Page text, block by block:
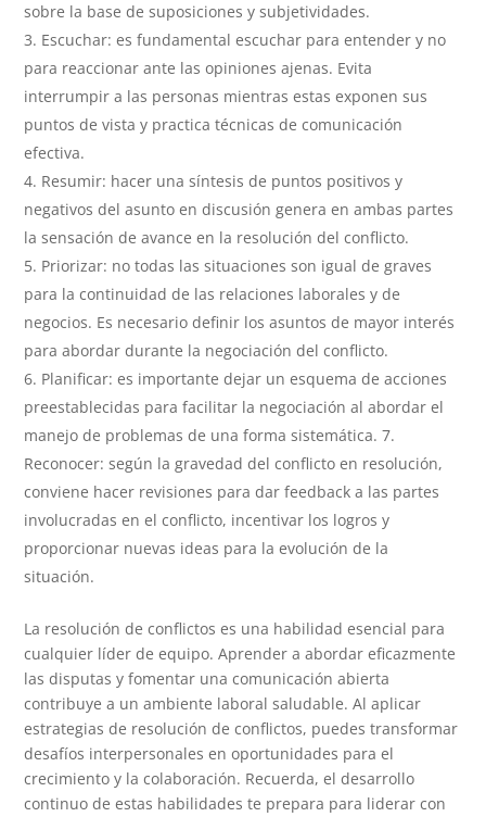
sobre la base de suposiciones y subjetividades.
Escuchar: es fundamental escuchar para entender y no
para reaccionar ante las opiniones ajenas. Evita
interrumpir a las personas mientras estas exponen sus
puntos de vista y practica técnicas de comunicación
efectiva.
Resumir: hacer una síntesis de puntos positivos y
negativos del asunto en discusión genera en ambas partes
la sensación de avance en la resolución del conflicto.
Priorizar: no todas las situaciones son igual de graves
para la continuidad de las relaciones laborales y de
negocios. Es necesario definir los asuntos de mayor interés
para abordar durante la negociación del conflicto.
Planificar: es importante dejar un esquema de acciones
preestablecidas para facilitar la negociación al abordar el
manejo de problemas de una forma sistemática. 7.
Reconocer: según la gravedad del conflicto en resolución,
conviene hacer revisiones para dar feedback a las partes
involucradas en el conflicto, incentivar los logros y
proporcionar nuevas ideas para la evolución de la
situación.
La resolución de conflictos es una habilidad esencial para
cualquier líder de equipo. Aprender a abordar eficazmente
las disputas y fomentar una comunicación abierta
contribuye a un ambiente laboral saludable. Al aplicar
estrategias de resolución de conflictos, puedes transformar
desafíos interpersonales en oportunidades para el
crecimiento y la colaboración. Recuerda, el desarrollo
continuo de estas habilidades te prepara para liderar con